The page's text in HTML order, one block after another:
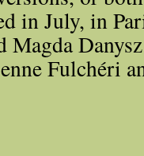
in July, in
Magda
Fulchéri